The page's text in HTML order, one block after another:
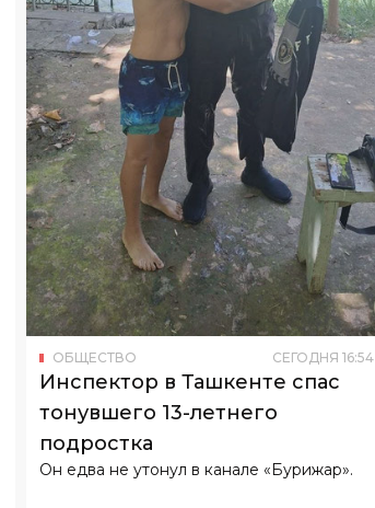
ОБЩЕСТВО СЕГОДНЯ 16:54
Инспектор в Ташкенте спас
тонувшего 13-летнего
подростка
Он едва не утонул в канале «Бурижар».